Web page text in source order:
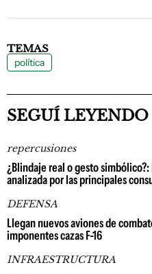
TEMAS
política
SEGUÍ LEYENDO
repercusiones
¿Blindaje real o gesto
analizada por las principales
DEFENSA
Llegan nuevos aviones de
imponentes cazas F-16
INFRAESTRUCTURA